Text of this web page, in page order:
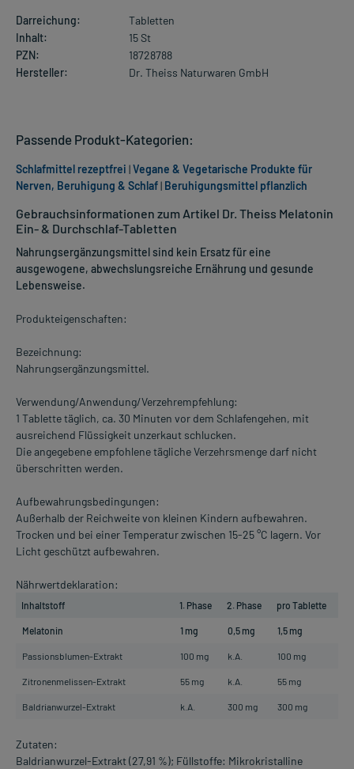
Darreichung:
Tabletten
Inhalt:
15 St
PZN:
18728788
Hersteller:
Dr. Theiss Naturwaren GmbH
Gebrauchsinformationen zum Artikel Dr. Theiss Melatonin
Ein- & Durchschlaf-Tabletten
Nahrungsergänzungsmittel sind kein Ersatz für eine
ausgewogene, abwechslungsreiche Ernährung und gesunde
Lebensweise.
Produkteigenschaften:
Bezeichnung:
Nahrungsergänzungsmittel.
Verwendung/Anwendung/Verzehrempfehlung:
1 Tablette täglich, ca. 30 Minuten vor dem Schlafengehen, mit
ausreichend Flüssigkeit unzerkaut schlucken.
Die angegebene empfohlene tägliche Verzehrsmenge darf nicht
überschritten werden.
Aufbewahrungsbedingungen:
Außerhalb der Reichweite von kleinen Kindern aufbewahren.
Trocken und bei einer Temperatur zwischen 15-25 °C lagern. Vor
Licht geschützt aufbewahren.
Nährwertdeklaration:
Inhaltstoff 1. Phase 2. Phase pro Tablette
Melatonin 1 mg 0,5 mg 1,5 mg
Passionsblumen-Extrakt 100 mg k.A. 100 mg
Zitronenmelissen-Extrakt 55 mg k.A. 55 mg
Baldrianwurzel-Extrakt k.A. 300 mg 300 mg
Zutaten:
Baldrianwurzel-Extrakt (27,91 %); Füllstoffe: Mikrokristalline
Passende Produkt-Kategorien:
Schlafmittel rezeptfrei |Vegane & Vegetarische Produkte für
Nerven, Beruhigung & Schlaf| Beruhigungsmittel pflanzlich